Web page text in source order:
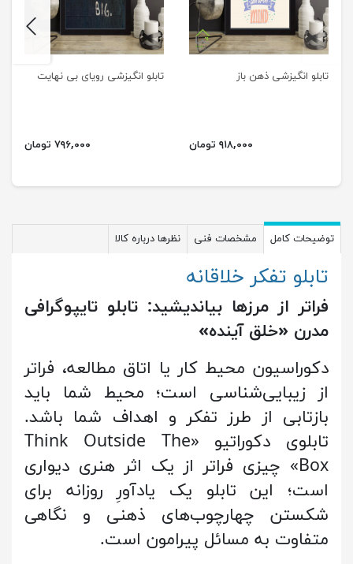
تابلو انگیزشی ذهن باز
۹۱۸,۰۰۰ تومان
تابلو انگیزشی رویای بی نهایت
۷۹۶,۰۰۰ تومان
previus
توضیحات کامل مشخصات فنی نظرها درباره کالا
تابلو تفکر خلاقانه
فراتر از مرزها بیاندیشید: تابلو تایپوگرافی
مدرن «خلق آینده»
دکوراسیون محیط کار یا اتاق مطالعه، فراتر
از زیبایی‌شناسی است؛ محیط شما باید
بازتابی از طرز تفکر و اهداف شما باشد.
تابلوی دکوراتیو «Think Outside The
Box» چیزی فراتر از یک اثر هنری دیواری
است؛ این تابلو یک یادآورِ روزانه برای
شکستن چهارچوب‌های ذهنی و نگاهی
متفاوت به مسائل پیرامون است.